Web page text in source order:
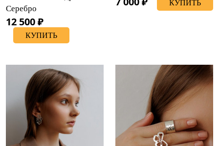
Серебро
12 500 ₽
КУПИТЬ
КУПИТЬ